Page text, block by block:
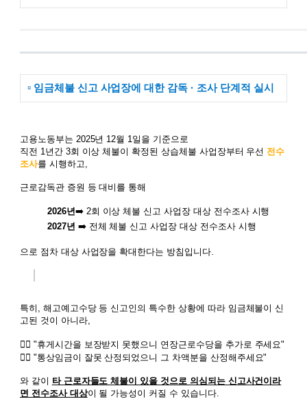
▫️ 임금체불 신고 사업장에 대한 감독 · 조사 단계적 실시
고용노동부는 2025년 12월 1일을 기준으로
직전 1년간 3회 이상 체불이 확정된 상습체불 사업장부터 우선 전수
조사를 시행하고,
근로감독관 증원 등 대비를 통해
2026년➡️ 2회 이상 체불 신고 사업장 대상 전수조사 시행
2027년 ➡️ 전체 체불 신고 사업장 대상 전수조사 시행
으로 점차 대상 사업장을 확대한다는 방침입니다.
특히, 해고예고수당 등 신고인의 특수한 상황에 따라 임금체불이 신
고된 것이 아니라,
🙋‍♀️ "휴게시간을 보장받지 못했으니 연장근로수당을 추가로 주세요"
🙋‍♂️ "통상임금이 잘못 산정되었으니 그 차액분을 산정해주세요"
와 같이 타 근로자들도 체불이 있을 것으로 의심되는 신고사건이라
면 전수조사 대상이 될 가능성이 커질 수 있습니다.